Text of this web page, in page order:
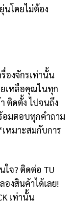
นโดยไม่ต้อง
งจักรเท่านั้น
เหลือคุณในทุก
ติดตั้ง ไปจนถึง
อมตอบทุกคำถาม
หมาะสมกับการ
จ? ติดต่อ TU
งสินค้าได้เลย!
เท่านั้น